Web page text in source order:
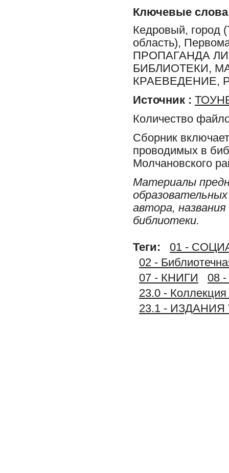
Ключевые слова
Кедровый, город
область),
ПРОПАГАНДА
БИБЛИОТЕКИ,
КРАЕВЕДЕНИЕ,
Источник :
Количество
Сборник
проводимых в
Молчановского
Материалы
автора,
библиотеки.
Теги:
01 -
02 -
07 - КНИГИ
08
23.0 -
23.1 -